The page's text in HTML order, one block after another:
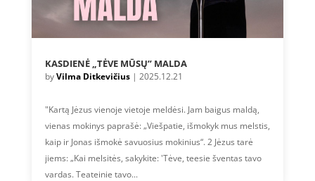
KASDIENĖ „TĖVE MŪSŲ” MALDA
byVilma Ditkevičius| 2025.12.21
"Kartą Jėzus vienoje vietoje meldėsi. Jam baigus maldą,
vienas mokinys paprašė: „Viešpatie, išmokyk mus melstis,
kaip ir Jonas išmokė savuosius mokinius“. 2 Jėzus tarė
jiems: „Kai melsitės, sakykite: 'Tėve, teesie šventas tavo
vardas. Teateinie tavo...